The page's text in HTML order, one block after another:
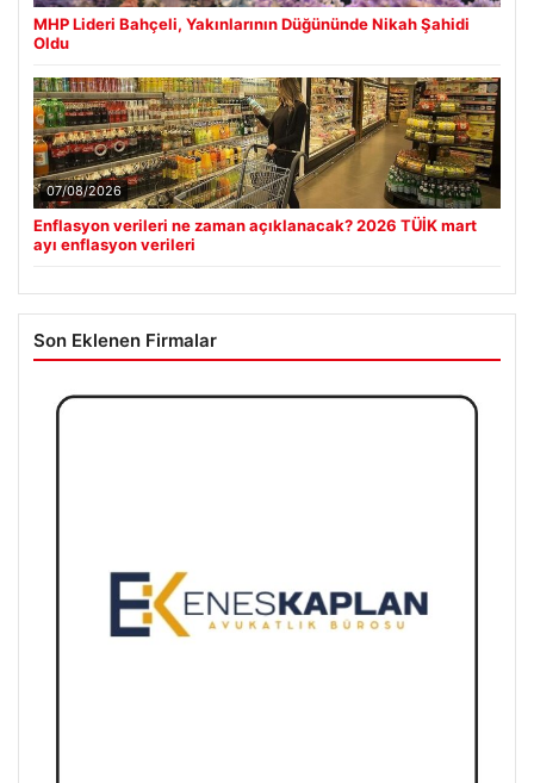
MHP Lideri Bahçeli, Yakınlarının Düğününde Nikah Şahidi
Oldu
07/08/2026
Enflasyon verileri ne zaman açıklanacak? 2026 TÜİK mart
ayı enflasyon verileri
Son Eklenen Firmalar